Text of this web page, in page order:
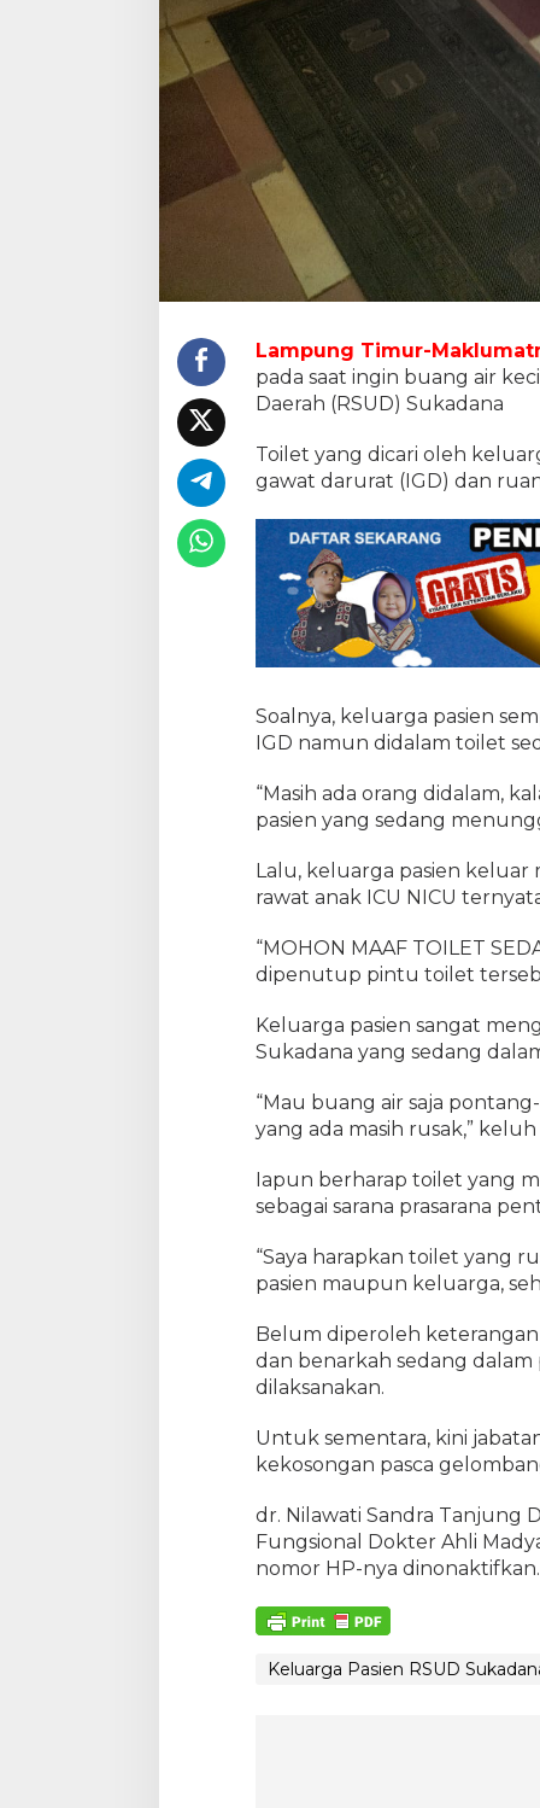
Lampung Timur-
pada saat ingin buang air
Daerah (RSUD) Sukadana
Toilet yang dicari oleh
gawat darurat (IGD) dan
Soalnya, keluarga pasien
IGD namun didalam toilet
“Masih ada orang didalam,
pasien yang sedang
Lalu, keluarga pasien
rawat anak ICU NICU
“MOHON MAAF TOILET
dipenutup pintu toilet
Keluarga pasien sangat
Sukadana yang sedang
“Mau buang air saja
yang ada masih rusak,”
Iapun berharap toilet yang
sebagai sarana prasarana
“Saya harapkan toilet yang
pasien maupun keluarga,
Belum diperoleh
dan benarkah sedang
dilaksanakan.
Untuk sementara, kini
kekosongan pasca
dr. Nilawati Sandra Tanjung
Fungsional Dokter Ahli
nomor HP-nya dinonaktifkan.
Keluarga Pasien RSUD